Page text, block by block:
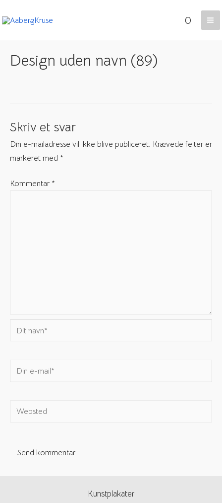
til
0
Design uden navn (89)
Skriv et svar
Din e-mailadresse vil ikke blive publiceret. Krævede felter er
markeret med *
Kommentar *
Dit
navn*
Din
e-
Websted
Kunstplakater